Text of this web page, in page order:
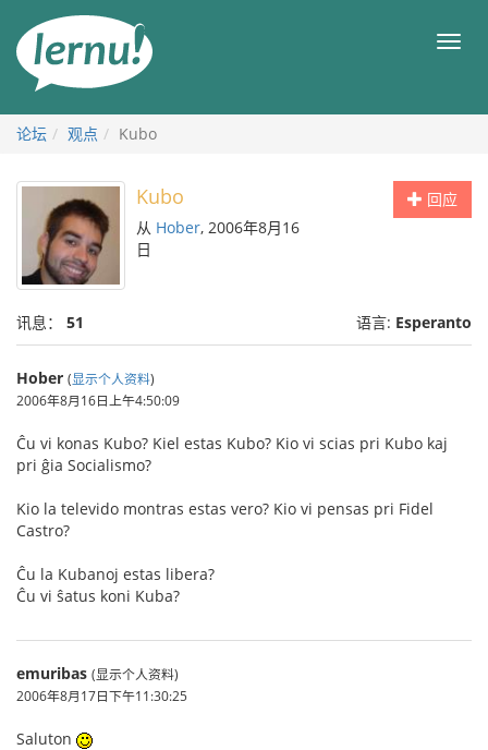
目
论坛 观点 Kubo
回应
Kubo
从 Hober, 2006年8月16
日
讯息： 51 语言: Esperanto
Hober (显示个人资料)
2006年8月16日上午4:50:09
Ĉu vi konas Kubo? Kiel estas Kubo? Kio vi scias pri Kubo kaj
pri ĝia Socialismo?
Kio la televido montras estas vero? Kio vi pensas pri Fidel
Castro?
Ĉu la Kubanoj estas libera?
Ĉu vi ŝatus koni Kuba?
emuribas (显示个人资料)
2006年8月17日下午11:30:25
Saluton